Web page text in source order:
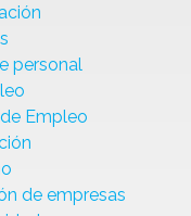
personal
Empleo
de empresas